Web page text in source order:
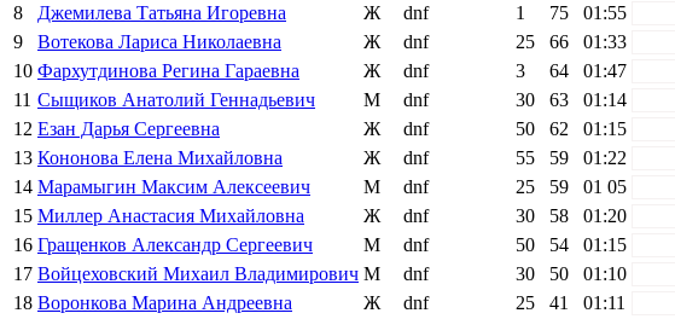
8
Джемилева Татьяна Игоревна Ж dnf 1 75 01:55
9
Вотекова Лариса Николаевна Ж dnf 25 66 01:33
10 Фархутдинова Регина Гараевна Ж dnf 3 64 01:47
11 Сыщиков Анатолий Геннадьевич М dnf 30 63 01:14
12 Езан Дарья Сергеевна Ж dnf 50 62 01:15
13 Кононова Елена Михайловна Ж dnf 55 59 01:22
14 Марамыгин Максим Алексеевич М dnf 25 59 01 05
15 Миллер Анастасия Михайловна Ж dnf 30 58 01:20
16 Гращенков Александр Сергеевич М dnf 50 54 01:15
17 Войцеховский Михаил Владимирович М dnf 30 50 01:10
18 Воронкова Марина Андреевна Ж dnf 25 41 01:11